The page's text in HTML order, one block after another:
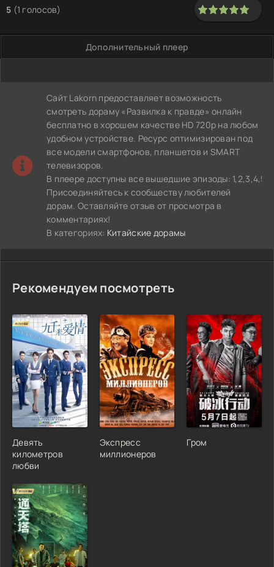
5 (1 голосов)
Дополнительный плеер
Сайт Lakorn предоставляет возможность
смотреть дораму «Развилка к правде» онлайн
бесплатно в хорошем качестве HD 720p на любом
удобном устройстве. Ресурс оптимизирован под
все модели смартфонов, планшетов и SMART
телевизоров.
В плеере доступны все вышедшие эпизоды:
Присоединяйтесь к сообществу любителей
дорам. Оставляйте отзыв от просмотра в
комментариях!
В категориях: Китайские дорамы
Рекомендуем посмотреть
Девять
километров
любви
Экспресс
миллионеров
Гром